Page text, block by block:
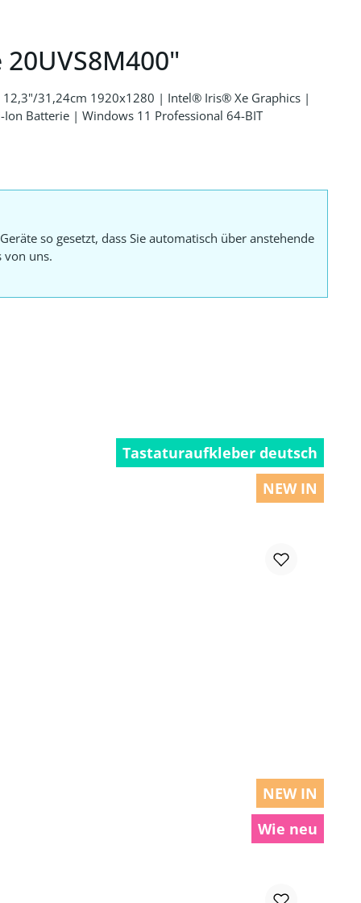
12,3"/31,24cm 1920x1280 | Intel® Iris® Xe Graphics |
Batterie | Windows 11 Professional 64-BIT
so gesetzt, dass Sie automatisch über anstehende
von uns.
Tastaturaufkleber deutsch
NEW IN
NEW IN
Wie neu